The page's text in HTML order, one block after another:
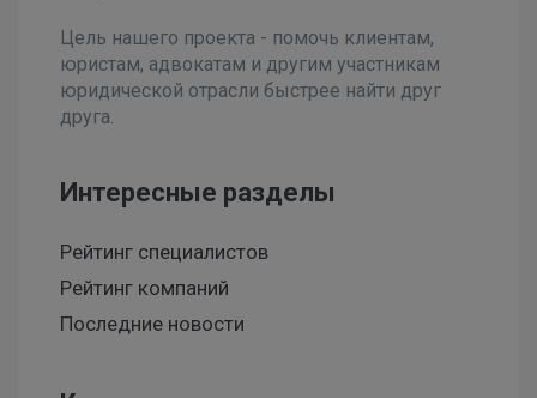
Цель нашего проекта - помочь клиентам,
юристам, адвокатам и другим участникам
юридической отрасли быстрее найти друг
друга.
Интересные разделы
Рейтинг специалистов
Рейтинг компаний
Последние новости